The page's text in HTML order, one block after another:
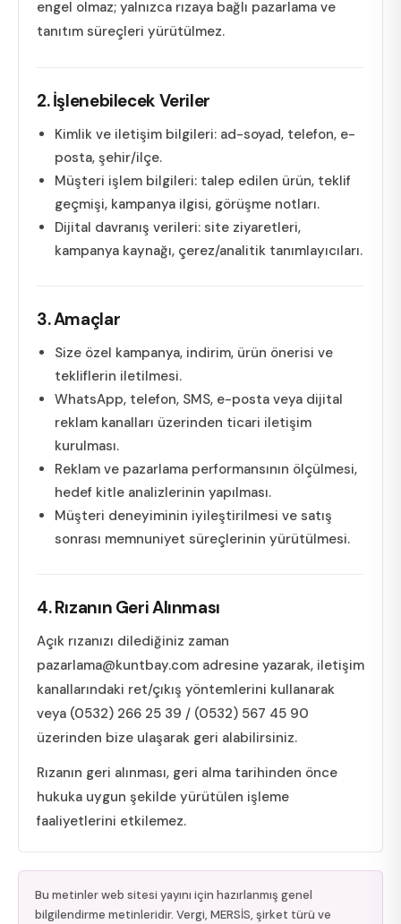
engel olmaz; yalnızca rızaya bağlı pazarlama ve
tanıtım süreçleri yürütülmez.
2. İşlenebilecek Veriler
Kimlik ve iletişim bilgileri: ad-soyad, telefon, e-
posta, şehir/ilçe.
Müşteri işlem bilgileri: talep edilen ürün, teklif
geçmişi, kampanya ilgisi, görüşme notları.
Dijital davranış verileri: site ziyaretleri,
kampanya kaynağı, çerez/analitik tanımlayıcıları.
3. Amaçlar
Size özel kampanya, indirim, ürün önerisi ve
tekliflerin iletilmesi.
WhatsApp, telefon, SMS, e-posta veya dijital
reklam kanalları üzerinden ticari iletişim
kurulması.
Reklam ve pazarlama performansının ölçülmesi,
hedef kitle analizlerinin yapılması.
Müşteri deneyiminin iyileştirilmesi ve satış
sonrası memnuniyet süreçlerinin yürütülmesi.
4. Rızanın Geri Alınması
Açık rızanızı dilediğiniz zaman
pazarlama@kuntbay.com adresine yazarak, iletişim
kanallarındaki ret/çıkış yöntemlerini kullanarak
veya (0532) 266 25 39 / (0532) 567 45 90
üzerinden bize ulaşarak geri alabilirsiniz.
Rızanın geri alınması, geri alma tarihinden önce
hukuka uygun şekilde yürütülen işleme
faaliyetlerini etkilemez.
Bu metinler web sitesi yayını için hazırlanmış genel
bilgilendirme metinleridir. Vergi, MERSİS, şirket türü ve